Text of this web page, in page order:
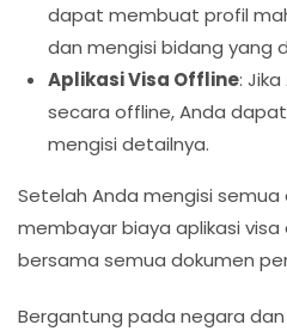
dapat membuat profil
dan mengisi bidang yang
Aplikasi Visa Offline:
secara offline, Anda
mengisi detailnya.
Setelah Anda mengisi semua
membayar biaya aplikasi
bersama semua dokumen
Bergantung pada negara